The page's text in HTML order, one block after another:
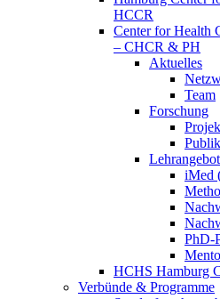
HCCR
Center for Health
– CHCR & PH
Aktuelles
Team
Forschung
iMed
PhD-
HCHS Hamburg
Verbünde & Programme